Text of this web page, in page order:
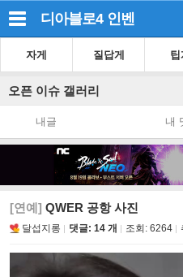
디아블로4 인벤
자게 질답게 팁
오픈 이슈 갤러리
내글 내
[연예] QWER 공항 사진
달섭지롱 댓글: 14 개 조회: 6264